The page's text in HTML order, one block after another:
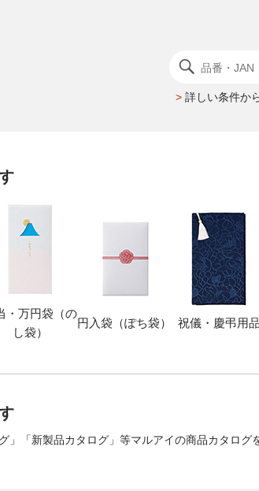
詳しい条件か
・万円袋（の
し袋）
円入袋（ぽち袋） 祝儀・慶弔用品
」「新製品カタログ」等マルアイの商品カタログ